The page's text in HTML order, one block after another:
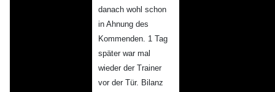
danach wohl schon
in Ahnung des
Kommenden. 1 Tag
später war mal
wieder der Trainer
vor der Tür. Bilanz